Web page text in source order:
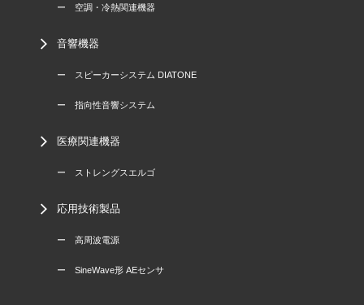
ー 空調・冷熱関連機器
音響機器
ー スピーカーシステム DIATONE
ー 指向性音響システム
医療関連機器
ー ストレングスエルゴ
応用技術製品
ー 高周波電源
ー SineWave形 AEセンサ